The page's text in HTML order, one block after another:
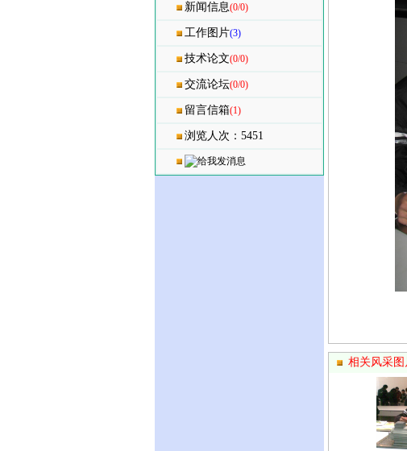
新闻信息(0/0)
工作图片(3)
技术论文(0/0)
交流论坛(0/0)
留言信箱(1)
浏览人次：5451
相关风采图